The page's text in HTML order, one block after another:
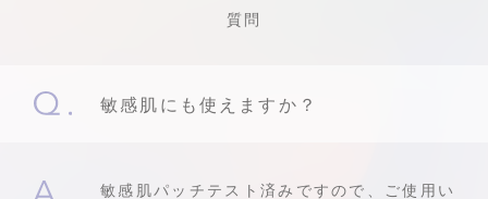
質問
敏感肌にも使えますか？
敏感肌パッチテスト済みですので、ご使用い